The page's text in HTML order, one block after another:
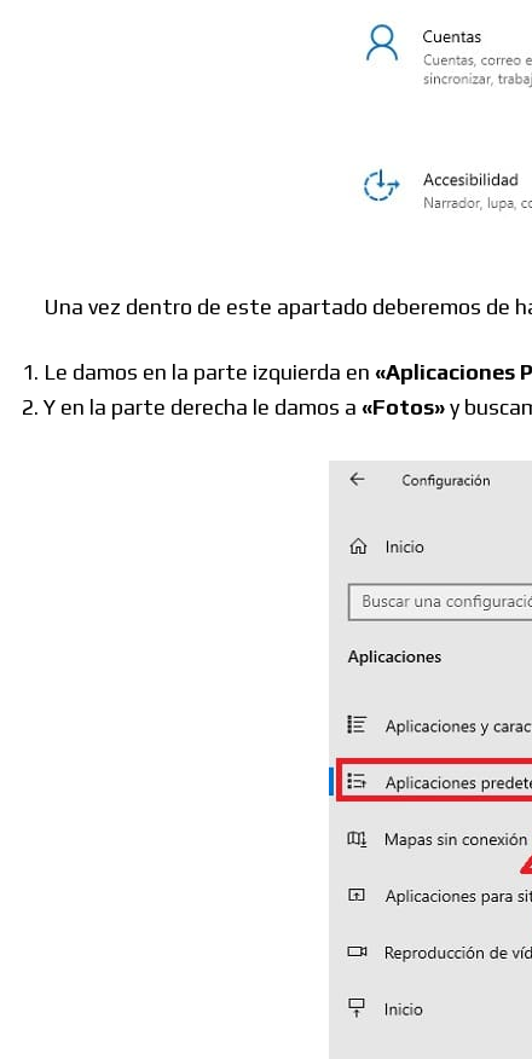
Una vez dentro de este apartado deberemos de
Le damos en la parte izquierda en «Aplicaciones
Y en la parte derecha le damos a «Fotos»y